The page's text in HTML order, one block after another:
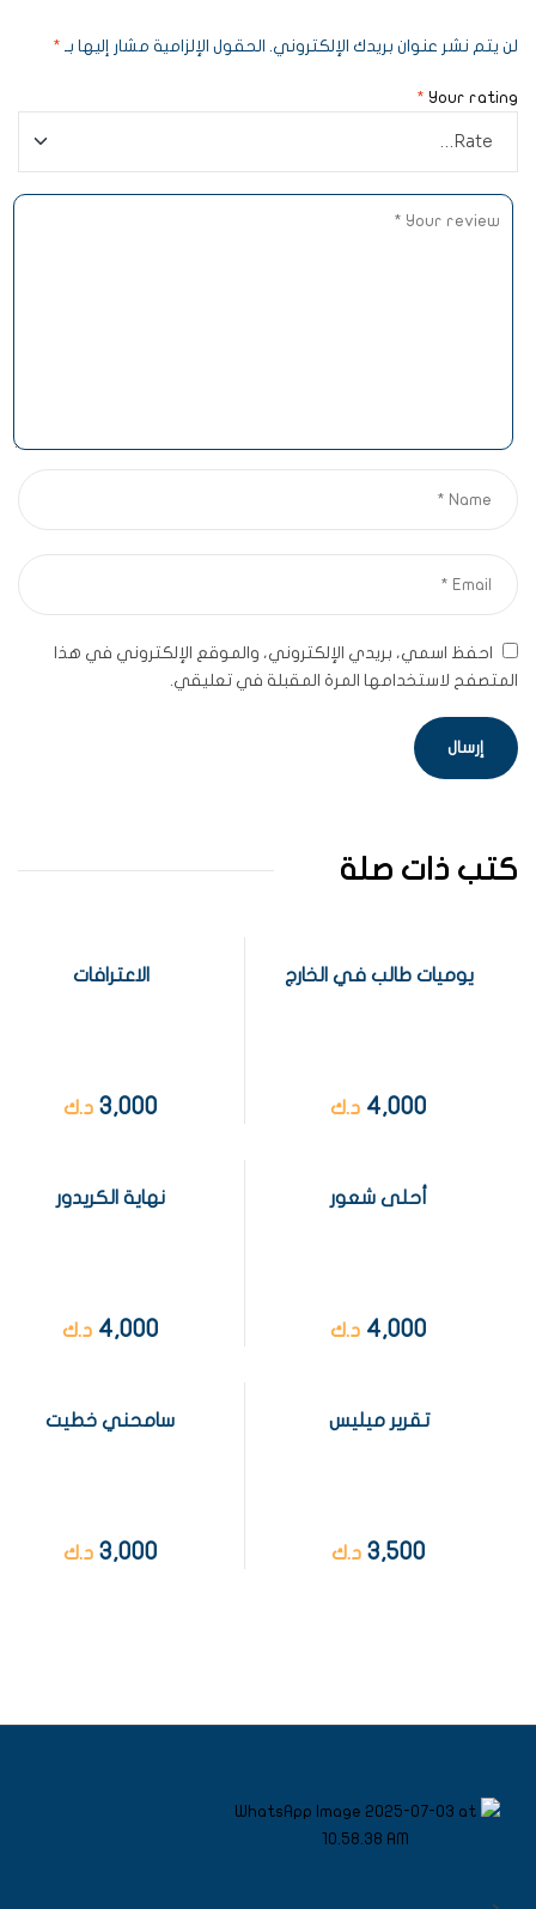
لن يتم نشر عنوان بريدك الإلكتروني. الحقول الإلزامية مشار إليها بـ *
Your rating
*
احفظ اسمي، بريدي الإلكتروني، والموقع الإلكتروني في هذا
المتصفح لاستخدامها المرة المقبلة في تعليقي.
كتب ذات صلة
يوميات طالب في الخارج
4,000 د.ك
الاعترافات
3,000 د.ك
أحلى شعور
4,000 د.ك
نهاية الكريدور
4,000 د.ك
تقرير ميليس
3,500 د.ك
سامحني خطيت
3,000 د.ك